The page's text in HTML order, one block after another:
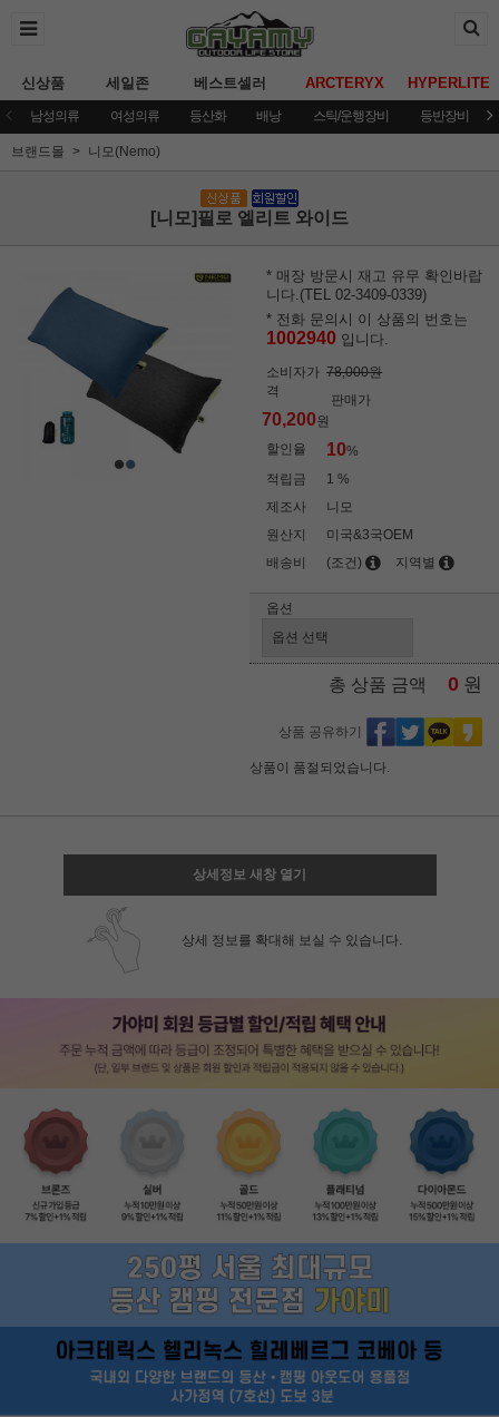
신상품 세일존 베스트셀러 ARCTERYX HYPERLITE
남성의류 여성의류 등산화 배낭 스틱/운행장비 등반장비
브랜드몰 니모(Nemo)
[니모]필로 엘리트 와이드
* 매장 방문시 재고 유무 확인바랍
니다.(TEL 02-3409-0339)
* 전화 문의시 이 상품의 번호는
1002940 입니다.
소비자가
격
78,000원
판매가
70,200원
할인율
10%
적립금
1 %
제조사
니모
원산지
미국&3국OEM
배송비
(조건) 지역별
옵션
총 상품 금액 0 원
상품 공유하기
상품이 품절되었습니다.
상세정보 새창 열기
상세 정보를 확대해 보실 수 있습니다.